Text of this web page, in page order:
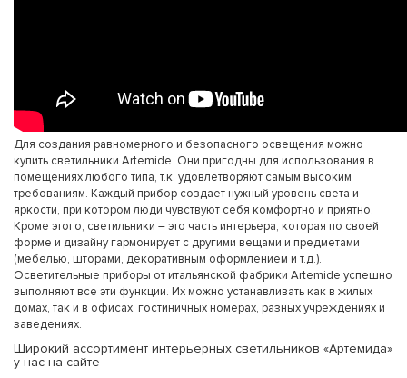
Для создания равномерного и безопасного освещения можно
купить светильники Artemide. Они пригодны для использования в
помещениях любого типа, т.к. удовлетворяют самым высоким
требованиям. Каждый прибор создает нужный уровень света и
яркости, при котором люди чувствуют себя комфортно и приятно.
Кроме этого, светильники – это часть интерьера, которая по своей
форме и дизайну гармонирует с другими вещами и предметами
(мебелью, шторами, декоративным оформлением и т.д.).
Осветительные приборы от итальянской фабрики Artemide успешно
выполняют все эти функции. Их можно устанавливать как в жилых
домах, так и в офисах, гостиничных номерах, разных учреждениях и
заведениях.
Широкий ассортимент интерьерных светильников «Артемида»
у нас на сайте